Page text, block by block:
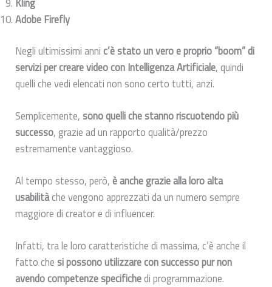
Adobe Firefly
Negli ultimissimi annic’è stato un vero e proprio “boom” di
servizi per creare video con Intelligenza Artificiale, quindi
quelli che vedi elencati non sono certo tutti, anzi.
Semplicemente, sono quelli che stanno riscuotendo più
successo, grazie ad un rapporto qualità/prezzo
estremamente vantaggioso.
Al tempo stesso, però,è anche grazie alla loro alta
usabilitàche vengono apprezzati da un numero sempre
maggiore di creator e di influencer.
Infatti, tra le loro caratteristiche di massima, c’è anche il
fatto che si possono utilizzare con successo pur non
avendo competenze specifichedi programmazione.